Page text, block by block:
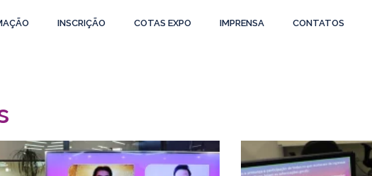
INSCRIÇÃO COTAS EXPO IMPRENSA CONTATOS